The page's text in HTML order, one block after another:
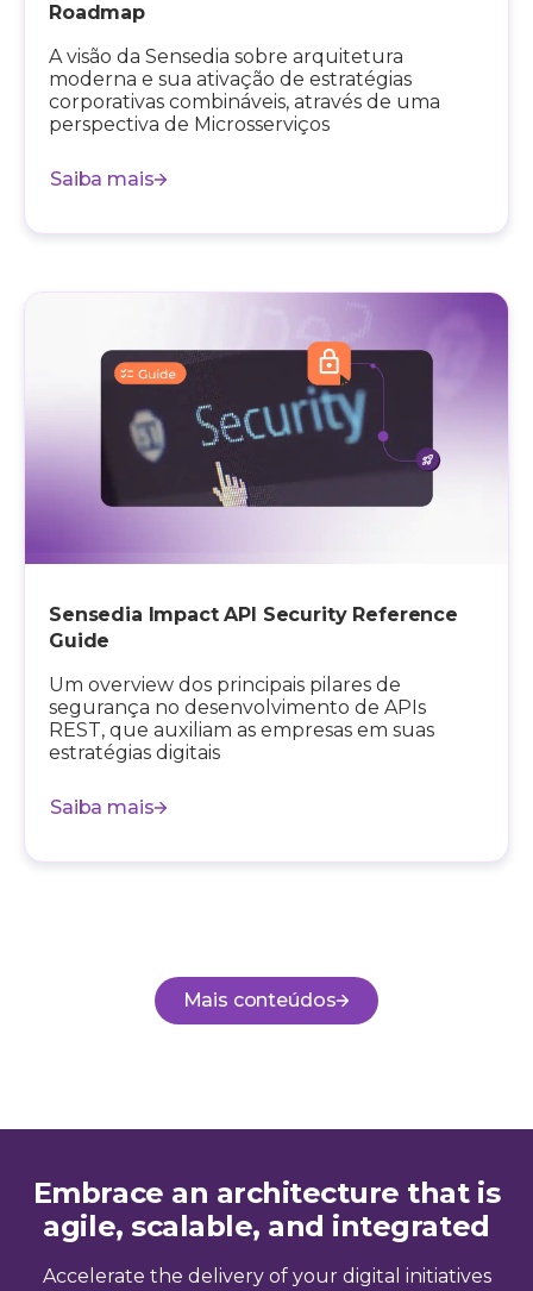
Roadmap
A visão da Sensedia sobre arquitetura
moderna e sua ativação de estratégias
corporativas combináveis, através de uma
perspectiva de Microsserviços
Saiba mais
Sensedia Impact API Security Reference
Guide
Um overview dos principais pilares de
segurança no desenvolvimento de APIs
REST, que auxiliam as empresas em suas
estratégias digitais
Saiba mais
Mais conteúdos
Embrace an architecture that is
agile, scalable, and integrated
Accelerate the delivery of your digital initiatives